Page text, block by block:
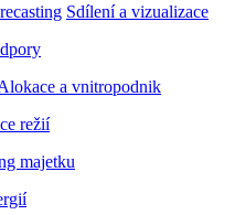
Sdílení a vizualizace
a vnitropodnik
režií
majetku